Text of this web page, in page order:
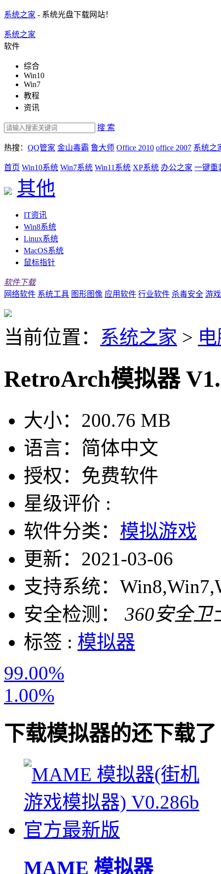
系统之家 - 系统光盘下载网站！
系统之家
软件
综合
Win10
Win7
教程
资讯
搜 索
热搜： QQ管家 金山毒霸 鲁大师 Office 2010 office 2007 系统之
首页 Win10系统 Win7系统 Win11系统 XP系统 办公之家 一键重
其他
IT资讯
Win8系统
Linux系统
MacOS系统
鼠标指针
软件下载
网络软件 系统工具 图形图像 应用软件 行业软件 杀毒安全 游
当前位置： 系统之家 >
RetroArch模拟器
大小： 200.76 MB
语言： 简体中文
授权： 免费软件
星级评价 :
软件分类： 模拟游戏
更新： 2021-03-06
支持系统：
安全检测：
360安全卫
标签 : 模拟器
99.00%
1.00%
下载模拟器的还下载了
MAME 模拟器